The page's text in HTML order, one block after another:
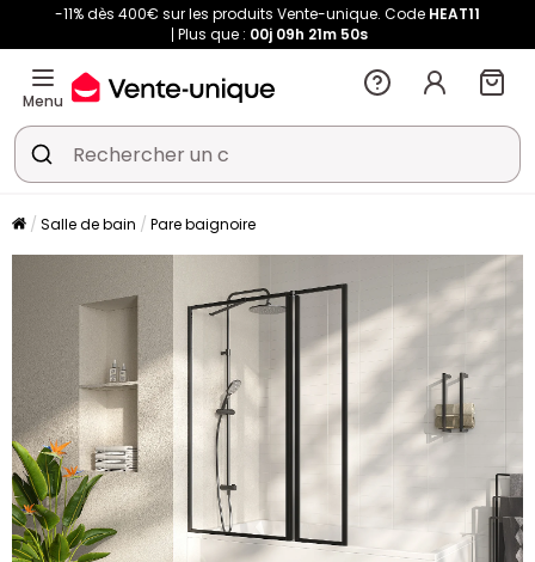
-11% dès 400€ sur les produits Vente-unique. Code HEAT11
Plus que : 00j 09h 21m 49s
Menu
Salle de bain Pare baignoire